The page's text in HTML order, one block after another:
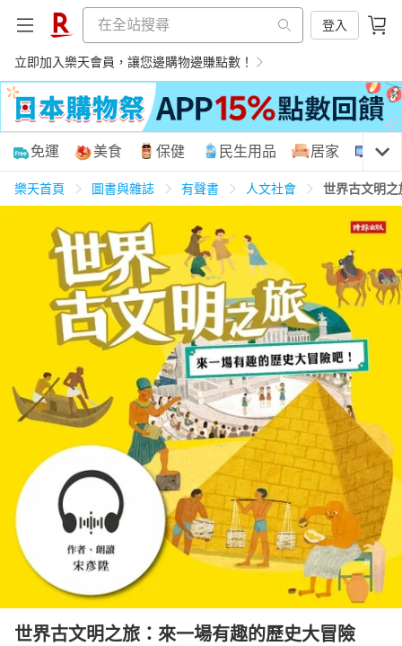
登入
立即加入樂天會員，讓您邊購物邊賺點數！
購物網分類
天天免運 美食蛋糕 養生保健
居家生活 3C家電 運動休閒 親子玩具
女裝 男裝 化妝保養 情趣用品
日本購物 電子/紙本書
HOT
免運 美食 保健 民生用品 居家 3C
樂天首頁 圖書與雜誌 有聲書 人文社會 世界古文明
世界古文明之旅：來一場有趣的歷史大冒險